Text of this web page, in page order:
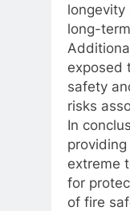
longevity
long-
exposed
safety
risks
In
extreme
for
of fire